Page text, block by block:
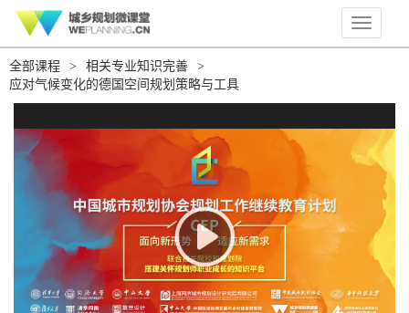
Toggle
全部课程
> 相关专业知识完善
>
应对气候变化的德国空间规划策略与工具